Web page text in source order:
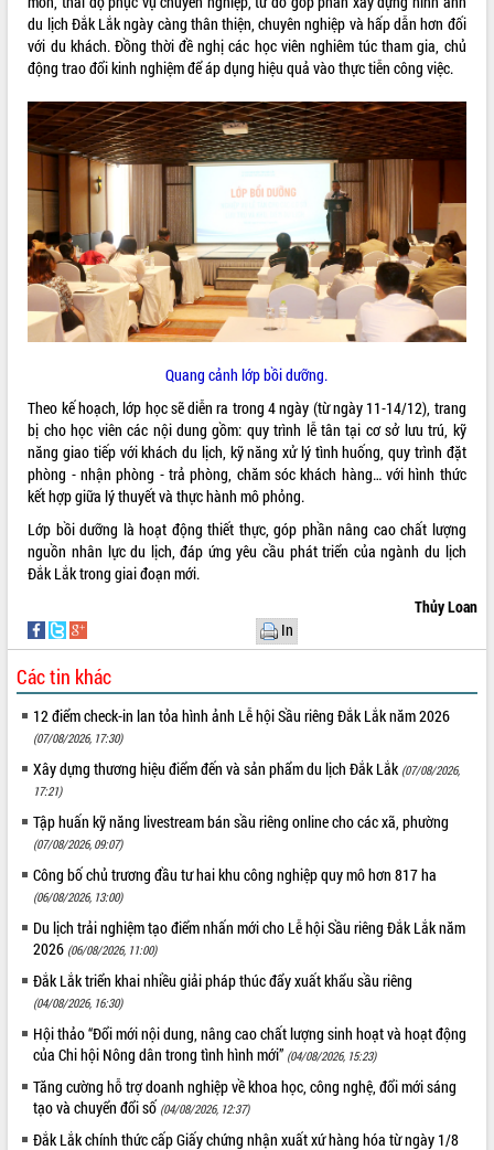
vụ 6 tháng cuối năm 2026
Kỳ họp thứ Hai, Hội đồng nhân dân
tỉnh khóa XI quyết nghị nhiều nội dung
Bí thư Tỉnh ủy Lương Nguyễn Minh
Triết thăm, tặng quà người có công với
cách mạng
Rà soát, hoàn thiện hệ thống thiết chế
văn hóa, thể thao đáp ứng yêu cầu
phát triển mới
Thường trực HĐND tỉnh Đắk Lắk gặp
mặt Đoàn chuyên gia y tế TP. Hồ Chí
Lễ truy điệu và an táng hài cốt liệt sĩ
Bàn giải pháp tháo gỡ khó khăn trong
xuất khẩu sầu riêng và triển khai quy
định EUDR
Thứ trưởng Bộ Nông nghiệp và Môi
trường Nguyễn Hoàng Hiệp khảo sát
vùng trồng và doanh nghiệp đóng gói
sầu riêng tại Đắk Lắk
Trình diễn nghệ thuật chế biến các
món ăn từ sầu riêng
tiến đầu tư tỉnh
Ngành cá ngừ Đắk Lắk chủ động thích
ứng để giữ vững thị trường xuất khẩu
Diễn đàn Kinh tế tư nhân Việt Nam đột
phá cơ chế - Hợp tác công tư
Đề án 06 tạo bước ngoặt đột phá trong
cải cách hành chính tỉnh Đắk Lắk
Kết nối tour, đẩy mạnh chuyển đổi số
để phát triển du lịch Đắk Lắk
Khởi động Dự án Đầu tư xây dựng hạ
tầng kỹ thuật Cụm công nghiệp Tân
Tiến
Gặp mặt các cơ quan báo chí nhân Kỷ
niệm 101 năm Ngày Báo chí Cách
mạng Việt Nam
Đắk Lắk sơ kết 4 năm triển khai thực
hiện Đề án 06 của Chính phủ
Họp báo thông tin về Hội nghị Công bố
Quy hoạch và Xúc tiến đầu tư tỉnh Đắk
Lắk
Khơi thông điểm nghẽn, đẩy nhanh
giải ngân vốn khắc phục thiên tai
LIÊN KẾT WEB
THỐNG KÊ TRUY CẬP
Hôm nay:
26912
Tất cả:
66112580
du lịch Đắk Lắk ngày càng thân thiện, chuyên nghiệp và hấp dẫn hơn đối
với du khách. Đồng thời đề nghị các học viên nghiêm túc tham gia, chủ
động trao đổi kinh nghiệm để áp dụng hiệu quả vào thực tiễn công việc.
Quang cảnh lớpbồi dưỡng.
Theo kế hoạch, lớp học sẽ diễn ra trong 4 ngày (từ ngày 11-14/12), trang
bị cho học viên các nội dung gồm: quy trình lễ tân tại cơ sở lưu trú, kỹ
năng giao tiếp với khách du lịch, kỹ năng xử lý tình huống, quy trình đặt
phòng - nhận phòng - trả phòng, chăm sóc khách hàng… với hình thức
kết hợp giữa lý thuyết và thực hành mô phỏng.
Lớp bồi dưỡng là hoạt động thiết thực, góp phần nâng cao chất lượng
nguồn nhân lực du lịch, đáp ứng yêu cầu phát triển của ngành du lịch
Đắk Lắk trong giai đoạn mới.
Thủy Loan
In
Các tin khác
12 điểm check-in lan tỏa hình ảnh Lễ hội Sầu riêng Đắk Lắk năm 2026
(07/08/2026, 17:30)
Xây dựng thương hiệu điểm đến và sản phẩm du lịch Đắk Lắk (07/08/2026,
17:21)
Tập huấn kỹ năng livestream bán sầu riêng online cho các xã, phường
(07/08/2026, 09:07)
Công bố chủ trương đầu tư hai khu công nghiệp quy mô hơn 817 ha
(06/08/2026, 13:00)
Du lịch trải nghiệm tạo điểm nhấn mới cho Lễ hội Sầu riêng Đắk Lắk năm
2026 (06/08/2026, 11:00)
Đắk Lắk triển khai nhiều giải pháp thúc đẩy xuất khẩu sầu riêng
(04/08/2026, 16:30)
Hội thảo “Đổi mới nội dung, nâng cao chất lượng sinh hoạt và hoạt động
của Chi hội Nông dân trong tình hình mới” (04/08/2026, 15:23)
Tăng cường hỗ trợ doanh nghiệp về khoa học, công nghệ, đổi mới sáng
tạo và chuyển đổi số (04/08/2026, 12:37)
Đắk Lắk chính thức cấp Giấy chứng nhận xuất xứ hàng hóa từ ngày 1/8